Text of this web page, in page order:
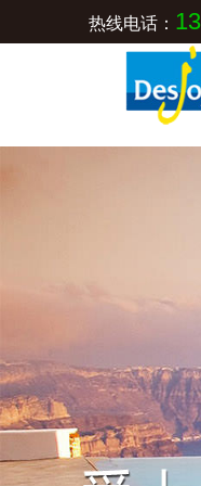
热线电话：